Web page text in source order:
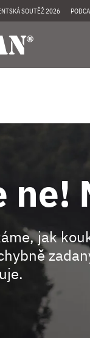
SOUTĚŽ 2026
ne!
jak